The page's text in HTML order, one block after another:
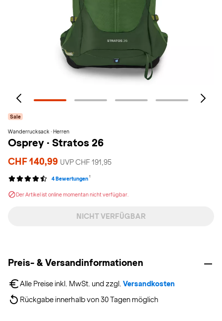
Sale
Wanderrucksack · Herren
Osprey · Stratos 26
CHF 140,99 UVP CHF 191,95
4 Bewertungen 1
Der Artikel ist online momentan nicht verfügbar.
NICHT VERFÜGBAR
Preis- & Versandinformationen
Alle Preise inkl. MwSt. und zzgl. Versandkosten
Rückgabe innerhalb von 30 Tagen möglich